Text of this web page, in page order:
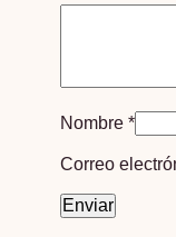
Nombre *
Correo